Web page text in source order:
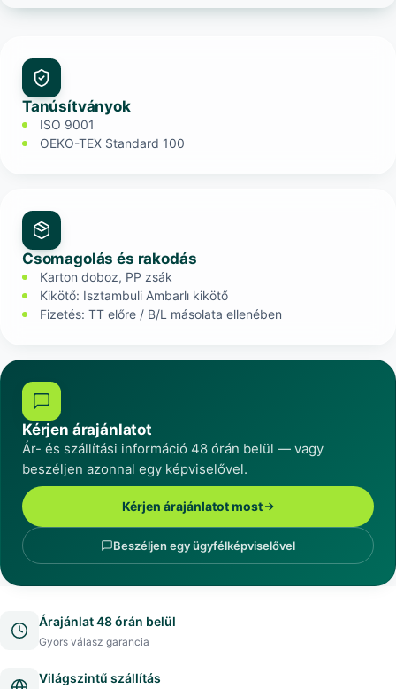
Tanúsítványok
ISO 9001
OEKO-TEX Standard 100
Csomagolás és rakodás
Karton doboz, PP zsák
Kikötő: Isztambuli Ambarlı kikötő
Fizetés: TT előre / B/L másolata ellenében
Kérjen árajánlatot
Ár- és szállítási információ 48 órán belül — vagy
beszéljen azonnal egy képviselővel.
Kérjen árajánlatot most
Beszéljen egy ügyfélképviselővel
Árajánlat 48 órán belül
Gyors válasz garancia
Világszintű szállítás